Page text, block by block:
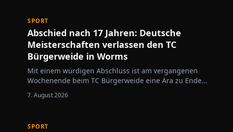
SPORT
Abschied nach 17 Jahren: Deutsche
Meisterschaften verlassen den TC
Bürgerweide in Worms
Mit einem würdigen Abschluss ist am vergangenen
Wochenende beim TC Bürgerweide eine Ära zu Ende
7. August 2026
SPORT